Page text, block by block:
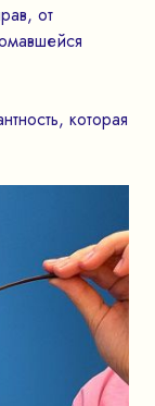
от
которая